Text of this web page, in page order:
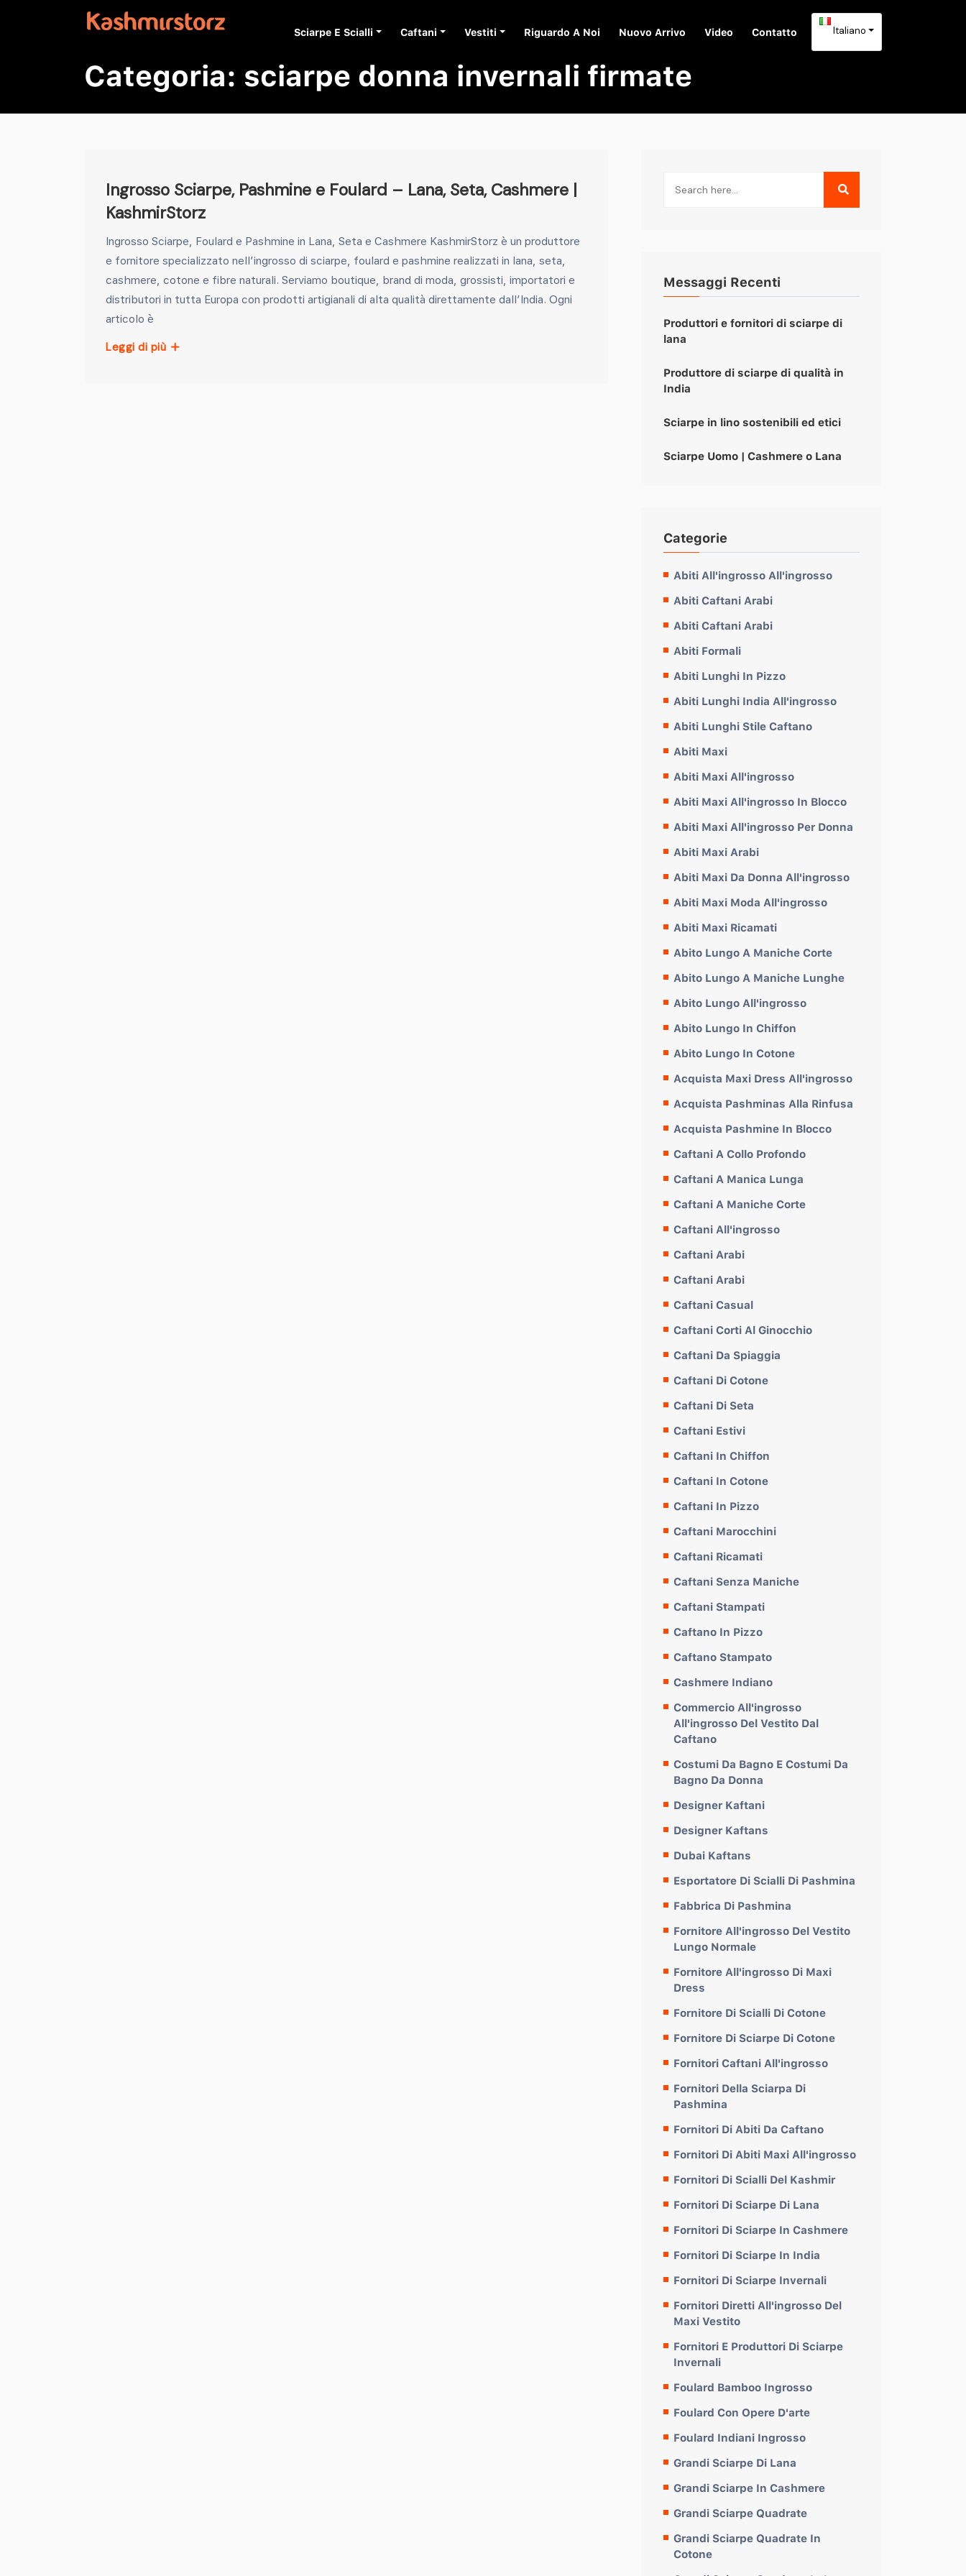
Sciarpe E Scialli Caftani Vestiti Riguardo A Noi Nuovo Arrivo Video Contatto Italiano
Categoria: sciarpe donna invernali firmate
Ingrosso Sciarpe, Pashmine e Foulard – Lana, Seta, Cashmere |
KashmirStorz
Ingrosso Sciarpe, Foulard e Pashmine in Lana, Seta e Cashmere KashmirStorz è un produttore
e fornitore specializzato nell’ingrosso di sciarpe, foulard e pashmine realizzati in lana, seta,
cashmere, cotone e fibre naturali. Serviamo boutique, brand di moda, grossisti, importatori e
distributori in tutta Europa con prodotti artigianali di alta qualità direttamente dall’India. Ogni
articolo è
Leggi di più
Messaggi Recenti
Produttori e fornitori di sciarpe di
lana
Produttore di sciarpe di qualità in
India
Sciarpe in lino sostenibili ed etici
Sciarpe Uomo | Cashmere o Lana
Categorie
Abiti All'ingrosso All'ingrosso
Abiti Caftani Arabi
Abiti Caftani Arabi
Abiti Formali
Abiti Lunghi In Pizzo
Abiti Lunghi India All'ingrosso
Abiti Lunghi Stile Caftano
Abiti Maxi
Abiti Maxi All'ingrosso
Abiti Maxi All'ingrosso In Blocco
Abiti Maxi All'ingrosso Per Donna
Abiti Maxi Arabi
Abiti Maxi Da Donna All'ingrosso
Abiti Maxi Moda All'ingrosso
Abiti Maxi Ricamati
Abito Lungo A Maniche Corte
Abito Lungo A Maniche Lunghe
Abito Lungo All'ingrosso
Abito Lungo In Chiffon
Abito Lungo In Cotone
Acquista Maxi Dress All'ingrosso
Acquista Pashminas Alla Rinfusa
Acquista Pashmine In Blocco
Caftani A Collo Profondo
Caftani A Manica Lunga
Caftani A Maniche Corte
Caftani All'ingrosso
Caftani Arabi
Caftani Arabi
Caftani Casual
Caftani Corti Al Ginocchio
Caftani Da Spiaggia
Caftani Di Cotone
Caftani Di Seta
Caftani Estivi
Caftani In Chiffon
Caftani In Cotone
Caftani In Pizzo
Caftani Marocchini
Caftani Ricamati
Caftani Senza Maniche
Caftani Stampati
Caftano In Pizzo
Caftano Stampato
Cashmere Indiano
Commercio All'ingrosso
All'ingrosso Del Vestito Dal
Caftano
Costumi Da Bagno E Costumi Da
Bagno Da Donna
Designer Kaftani
Designer Kaftans
Dubai Kaftans
Esportatore Di Scialli Di Pashmina
Fabbrica Di Pashmina
Fornitore All'ingrosso Del Vestito
Lungo Normale
Fornitore All'ingrosso Di Maxi
Dress
Fornitore Di Scialli Di Cotone
Fornitore Di Sciarpe Di Cotone
Fornitori Caftani All'ingrosso
Fornitori Della Sciarpa Di
Pashmina
Fornitori Di Abiti Da Caftano
Fornitori Di Abiti Maxi All'ingrosso
Fornitori Di Scialli Del Kashmir
Fornitori Di Sciarpe Di Lana
Fornitori Di Sciarpe In Cashmere
Fornitori Di Sciarpe In India
Fornitori Di Sciarpe Invernali
Fornitori Diretti All'ingrosso Del
Maxi Vestito
Fornitori E Produttori Di Sciarpe
Invernali
Foulard Bamboo Ingrosso
Foulard Con Opere D'arte
Foulard Indiani Ingrosso
Grandi Sciarpe Di Lana
Grandi Sciarpe In Cashmere
Grandi Sciarpe Quadrate
Grandi Sciarpe Quadrate In
Cotone